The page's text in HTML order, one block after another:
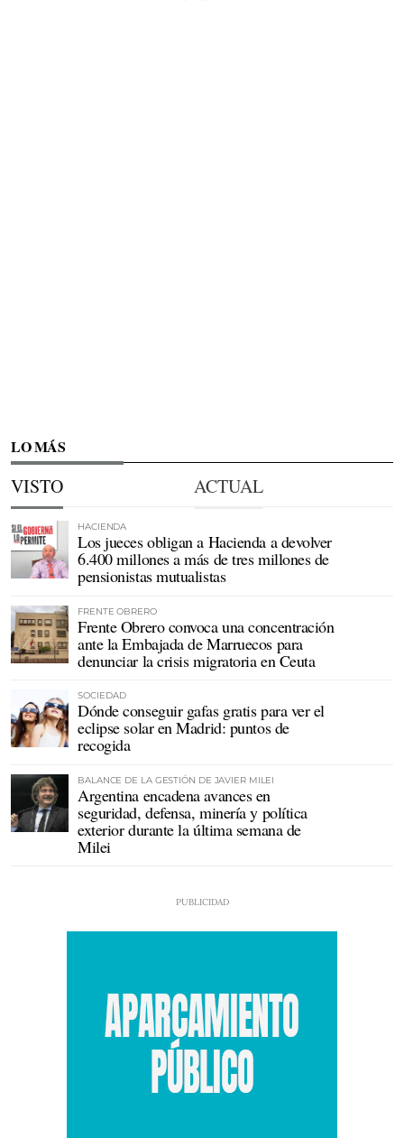
LO MÁS
VISTO ACTUAL
HACIENDA
Los jueces obligan a Hacienda a devolver
6.400 millones a más de tres millones de
pensionistas mutualistas
FRENTE OBRERO
Frente Obrero convoca una concentración
ante la Embajada de Marruecos para
denunciar la crisis migratoria en Ceuta
SOCIEDAD
Dónde conseguir gafas gratis para ver el
eclipse solar en Madrid: puntos de
recogida
BALANCE DE LA GESTIÓN DE JAVIER MILEI
Argentina encadena avances en
seguridad, defensa, minería y política
exterior durante la última semana de
Milei